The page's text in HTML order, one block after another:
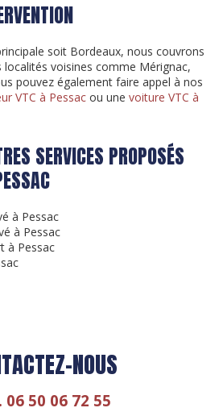
soit Bordeaux, nous couvrons
localités voisines comme Mérignac,
pouvez également faire appel à nos
VTC à Pessac ou une voiture VTC à
SERVICES PROPOSÉS
à Pessac
à Pessac
à Pessac
NOUS
06 50 06 72 55